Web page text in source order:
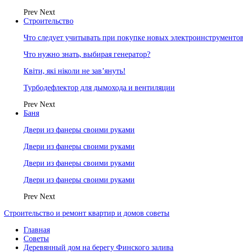
Prev Next
Строительство
Что следует учитывать при покупке новых
Что нужно знать, выбирая генератор?
Квіти, які ніколи не зав’януть!
Турбодефлектор для дымохода и вентиляции
Prev Next
Баня
Двери из фанеры своими руками
Двери из фанеры своими руками
Двери из фанеры своими руками
Двери из фанеры своими руками
Prev Next
Строительство и ремонт квартир и домов советы
Главная
Советы
Деревянный дом на берегу Финского залива